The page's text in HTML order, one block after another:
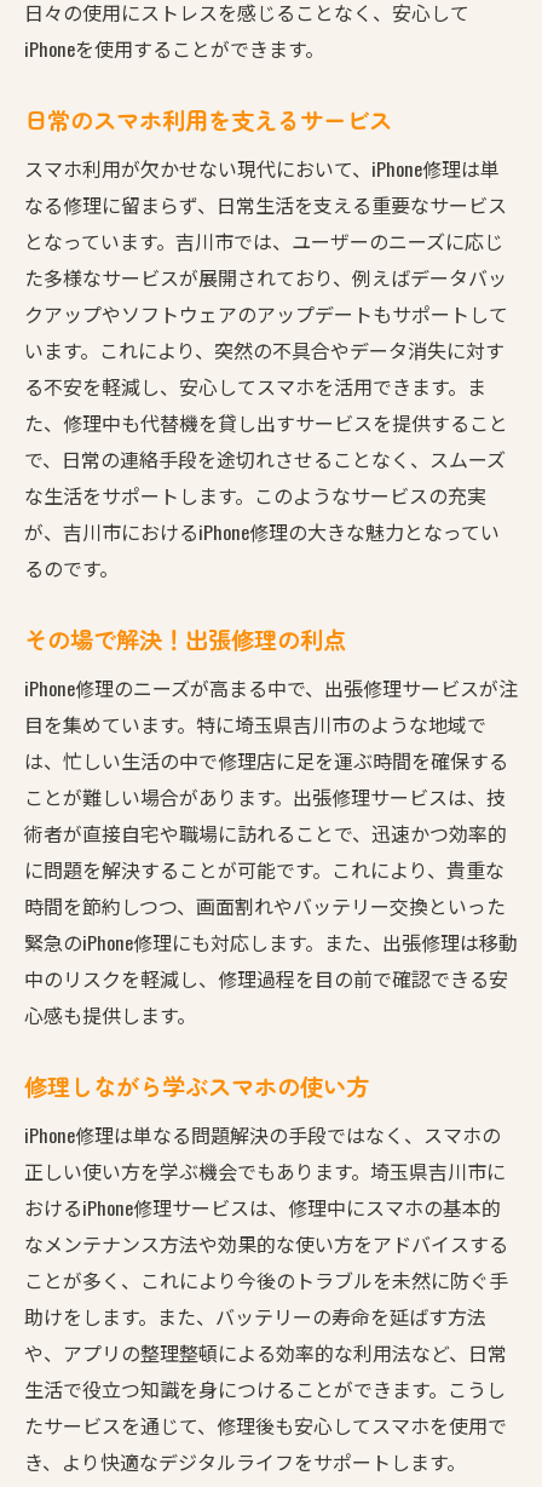
日々の使用にストレスを感じることなく、安心して
iPhoneを使用することができます。
日常のスマホ利用を支えるサービス
スマホ利用が欠かせない現代において、iPhone修理は単
なる修理に留まらず、日常生活を支える重要なサービス
となっています。吉川市では、ユーザーのニーズに応じ
た多様なサービスが展開されており、例えばデータバッ
クアップやソフトウェアのアップデートもサポートして
います。これにより、突然の不具合やデータ消失に対す
る不安を軽減し、安心してスマホを活用できます。ま
た、修理中も代替機を貸し出すサービスを提供すること
で、日常の連絡手段を途切れさせることなく、スムーズ
な生活をサポートします。このようなサービスの充実
が、吉川市におけるiPhone修理の大きな魅力となってい
るのです。
その場で解決！出張修理の利点
iPhone修理のニーズが高まる中で、出張修理サービスが注
目を集めています。特に埼玉県吉川市のような地域で
は、忙しい生活の中で修理店に足を運ぶ時間を確保する
ことが難しい場合があります。出張修理サービスは、技
術者が直接自宅や職場に訪れることで、迅速かつ効率的
に問題を解決することが可能です。これにより、貴重な
時間を節約しつつ、画面割れやバッテリー交換といった
緊急のiPhone修理にも対応します。また、出張修理は移動
中のリスクを軽減し、修理過程を目の前で確認できる安
心感も提供します。
修理しながら学ぶスマホの使い方
iPhone修理は単なる問題解決の手段ではなく、スマホの
正しい使い方を学ぶ機会でもあります。埼玉県吉川市に
おけるiPhone修理サービスは、修理中にスマホの基本的
なメンテナンス方法や効果的な使い方をアドバイスする
ことが多く、これにより今後のトラブルを未然に防ぐ手
助けをします。また、バッテリーの寿命を延ばす方法
や、アプリの整理整頓による効率的な利用法など、日常
生活で役立つ知識を身につけることができます。こうし
たサービスを通じて、修理後も安心してスマホを使用で
き、より快適なデジタルライフをサポートします。